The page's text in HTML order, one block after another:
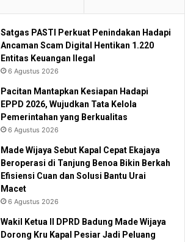
Satgas PASTI Perkuat Penindakan Hadapi
Ancaman Scam Digital Hentikan 1.220
Entitas Keuangan Ilegal
6 Agustus 2026
Pacitan Mantapkan Kesiapan Hadapi
EPPD 2026, Wujudkan Tata Kelola
Pemerintahan yang Berkualitas
6 Agustus 2026
Made Wijaya Sebut Kapal Cepat Ekajaya
Beroperasi di Tanjung Benoa Bikin Berkah
Efisiensi Cuan dan Solusi Bantu Urai
Macet
6 Agustus 2026
Wakil Ketua II DPRD Badung Made Wijaya
Dorong Kru Kapal Pesiar Jadi Peluang